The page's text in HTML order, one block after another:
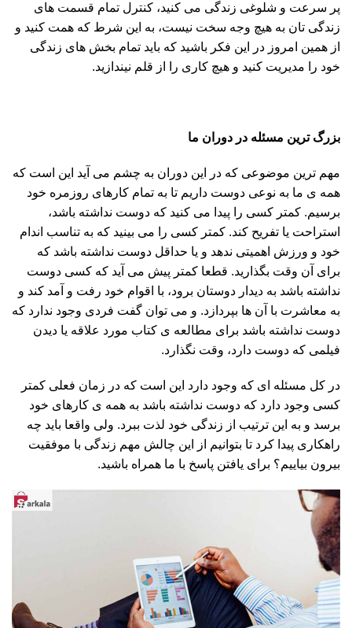
پر سرعت و شلوغی زندگی می کنید، کنترل تمام قسمت های
زندگی تان به هیچ وجه سخت نیست، به این شرط که همت کنید و
از همین امروز در این فکر باشید که باید تمام بخش های زندگی
خود را مدیریت کنید و هیچ کاری را از قلم نیندازید.
بزرگ ترین مسئله در دوران ما
مهم ترین موضوعی که در این دوران به چشم می آید این است که
همه ی ما به نوعی دوست داریم تا به تمام کارهای روزمره خود
برسیم. کمتر کسی را پیدا می کنید که دوست نداشته باشد،
استراحت یا تفریح کند. کمتر کسی را می بینید که به تناسب اندام
خود و ورزش اهمیتی ندهد و یا حداقل دوست نداشته باشد که
برای آن وقت بگذارید. قطعا کمتر پیش می آید که کسی دوست
نداشته باشد به دیدار دوستان برود، با اقوام خود رفت و آمد کند و
به معاشرت با آن ها بپردازد. و می توان گفت فردی وجود ندارد که
دوست نداشته باشد برای مطالعه ی کتاب مورد علاقه یا دیدن
فیلمی که دوست دارد، وقت نگذارد.
در کل مسئله ای که وجود دارد این است که در زمان فعلی کمتر
کسی وجود دارد که دوست نداشته باشد به همه ی کارهای خود
برسد و به این ترتیب از زندگی خود لذت ببرد. ولی واقعا باید چه
راهکاری پیدا کرد تا بتوانیم از این چالش مهم زندگی با موفقیت
بیرون بیاییم؟ برای یافتن پاسخ با ما همراه باشید.